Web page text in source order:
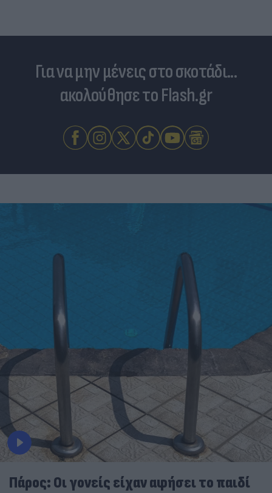
Για να μην μένεις στο σκοτάδι...
ακολούθησε το Flash.gr
Πάρος: Οι γονείς είχαν αφήσει το παιδί